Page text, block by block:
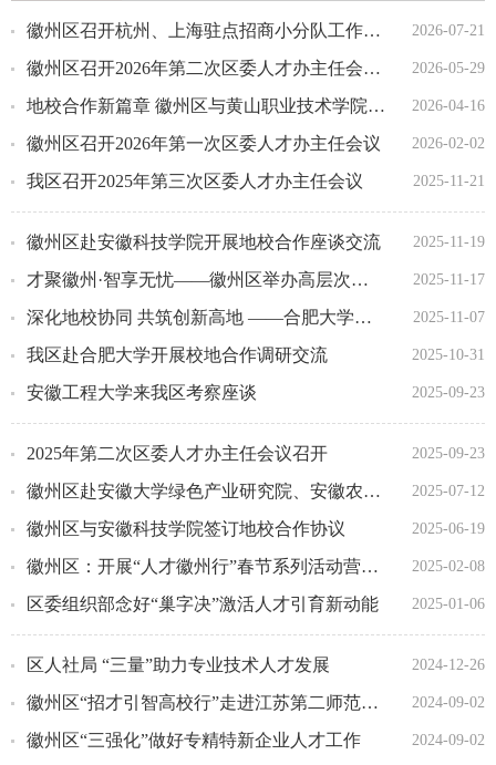
2026-07-21
徽州区召开杭州、上海驻点招商小分队工作推进会
2026-05-29
徽州区召开2026年第二次区委人才办主任会议暨地校合作推进会
2026-04-16
地校合作新篇章 徽州区与黄山职业技术学院开展座谈交流会
2026-02-02
徽州区召开2026年第一次区委人才办主任会议
2025-11-21
我区召开2025年第三次区委人才办主任会议
2025-11-19
徽州区赴安徽科技学院开展地校合作座谈交流
2025-11-17
才聚徽州·智享无忧——徽州区举办高层次人才实践交流活动
2025-11-07
深化地校协同 共筑创新高地 ——合肥大学来徽座谈交流
2025-10-31
我区赴合肥大学开展校地合作调研交流
2025-09-23
安徽工程大学来我区考察座谈
2025-09-23
2025年第二次区委人才办主任会议召开
2025-07-12
徽州区赴安徽大学绿色产业研究院、安徽农业大学开展项目考察暨合作签约活动
2025-06-19
徽州区与安徽科技学院签订地校合作协议
2025-02-08
徽州区：开展“人才徽州行”春节系列活动营造浓厚留才氛围
2025-01-06
区委组织部念好“巢字决”激活人才引育新动能
2024-12-26
区人社局 “三量”助力专业技术人才发展
2024-09-02
徽州区“招才引智高校行”走进江苏第二师范学院
2024-09-02
徽州区“三强化”做好专精特新企业人才工作